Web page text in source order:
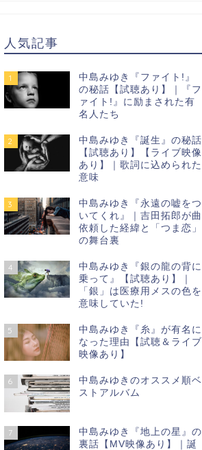
人気記事
1
中島みゆき『ファイト!』
の秘話【試聴あり】｜『フ
ァイト!』に励まされた有
名人たち
2
中島みゆき『誕生』の秘話
【試聴あり】【ライブ映像
あり】｜歌詞に込められた
意味
3
中島みゆき『永遠の嘘をつ
いてくれ』｜吉田拓郎が曲
依頼した経緯と「つま恋」
の舞台裏
4
中島みゆき『銀の龍の背に
乗って』【試聴あり】｜
「銀」は医療用メスの色を
意味していた!
5
中島みゆき『糸』が有名に
なった理由【試聴＆ライブ
映像あり】
6
中島みゆきのオススメ順ベ
ストアルバム
7
中島みゆき『地上の星』の
裏話【МV映像あり】｜誕